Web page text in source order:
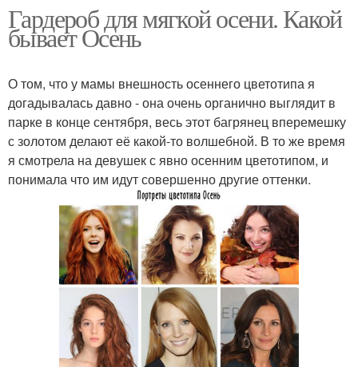
Гардероб для мягкой осени. Какой
бывает Осень
О том, что у мамы внешность осеннего цветотипа я
догадывалась давно - она очень органично выглядит в
парке в конце сентября, весь этот багрянец вперемешку
с золотом делают её какой-то волшебной. В то же время
я смотрела на девушек с явно осенним цветотипом, и
понимала что им идут совершенно другие оттенки.